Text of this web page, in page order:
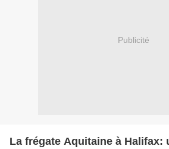
Publicité
La frégate Aquitaine à Halifax: